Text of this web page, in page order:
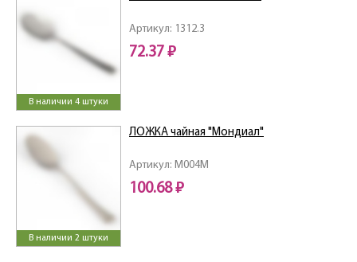
В наличии 4 штуки
Артикул: 1312.3
72.37 ₽
В наличии 2 штуки
Артикул: M004M
ЛОЖКА чайная "Мондиал"
100.68 ₽